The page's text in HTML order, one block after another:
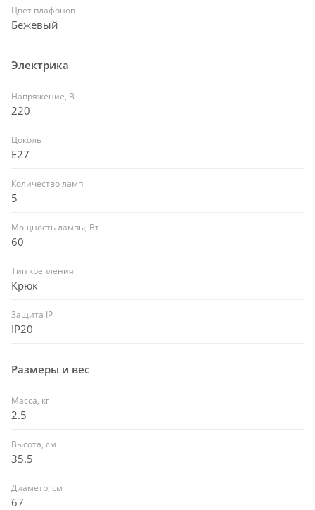
Цвет плафонов
Бежевый
Электрика
Напряжение, В
220
Цоколь
E27
Количество ламп
5
Мощность лампы, Вт
60
Тип крепления
Крюк
Защита IP
IP20
Размеры и вес
Масса, кг
2.5
Высота, см
35.5
Диаметр, см
67